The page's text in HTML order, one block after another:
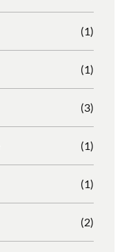
(1)
(1)
(3)
(1)
(1)
(2)